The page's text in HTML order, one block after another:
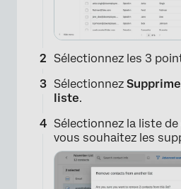
Sélectionnez les 3
Sélectionnez
liste.
Sélectionnez la liste
vous souhaitez les